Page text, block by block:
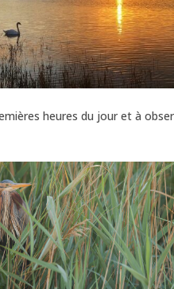
heures du jour et à